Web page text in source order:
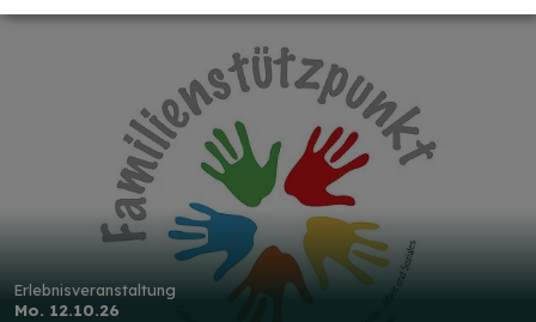
Erlebnisveranstaltung
Mo. 12.10.26